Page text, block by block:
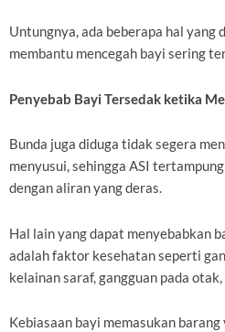
Untungnya, ada beberapa hal yang
membantu mencegah bayi sering
Penyebab Bayi Tersedak ketika
Bunda juga diduga tidak segera
menyusui, sehingga ASI
dengan aliran yang deras.
Hal lain yang dapat menyebabkan
adalah faktor kesehatan seperti
kelainan saraf, gangguan pada
Kebiasaan bayi memasukan